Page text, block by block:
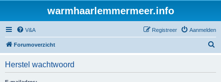
warmhaarlemmermeer.info
V&A Aanmelden
Registreer
Forumoverzicht
Herstel wachtwoord